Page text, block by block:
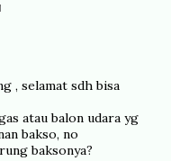
, selamat sdh bisa
atau balon udara yg
bakso, no
baksonya?